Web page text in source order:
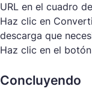
URL en el cuadro
Haz clic en
descarga que
Haz clic en el
Concluyendo